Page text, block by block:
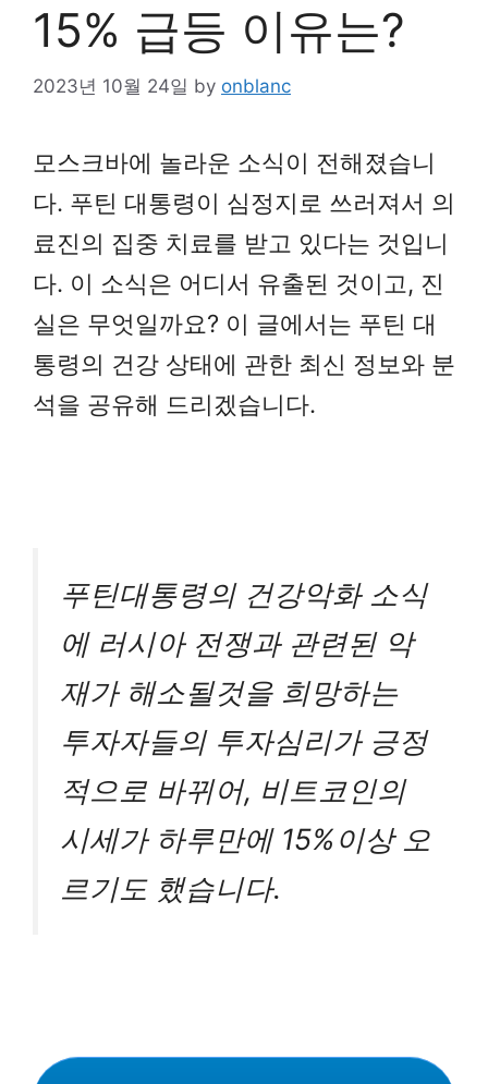
15% 급등 이유는?
2023년 10월 24일 by onblanc
모스크바에 놀라운 소식이 전해졌습니
다. 푸틴 대통령이 심정지로 쓰러져서 의
료진의 집중 치료를 받고 있다는 것입니
다. 이 소식은 어디서 유출된 것이고, 진
실은 무엇일까요? 이 글에서는 푸틴 대
통령의 건강 상태에 관한 최신 정보와 분
석을 공유해 드리겠습니다.
푸틴대통령의 건강악화 소식
에 러시아 전쟁과 관련된 악
재가 해소될것을 희망하는
투자자들의 투자심리가 긍정
적으로 바뀌어, 비트코인의
시세가 하루만에 15%이상 오
르기도 했습니다.